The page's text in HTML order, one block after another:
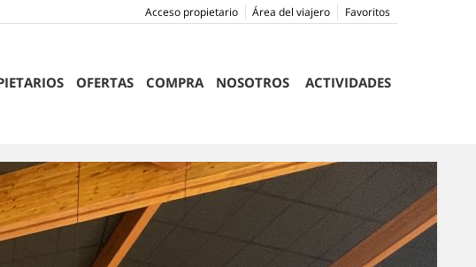
Favoritos
Área del viajero
Acceso propietario
OFERTAS COMPRA NOSOTROS ACTIVIDADES